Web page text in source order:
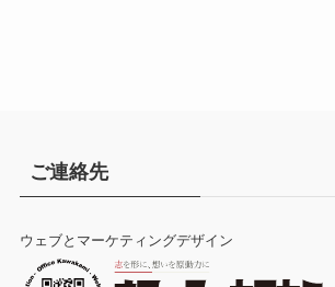
ご連絡先
ウェブとマーケティングデザイン